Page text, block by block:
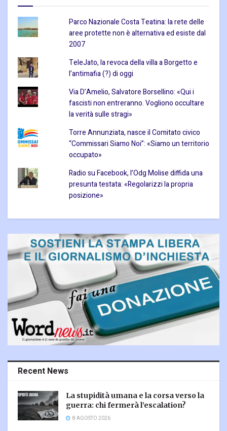
Parco Nazionale Costa Teatina: la rete delle
aree protette non è alternativa ed esiste dal
2007
TeleJato, la revoca della villa a Borgetto e
l’antimafia (?) di oggi
Via D’Amelio, Salvatore Borsellino: «Qui i
fascisti non entreranno. Vogliono occultare
la verità sulle stragi»
Torre Annunziata, nasce il Comitato civico
“Commissari Siamo Noi”: «Siamo un territorio
occupato»
Radio su Facebook, l’Odg Molise diffida una
presunta testata: «Regolarizzi la propria
posizione»
Recent News
La stupidità umana e la corsa verso la
guerra: chi fermerà l’escalation?
8 AGOSTO 2026